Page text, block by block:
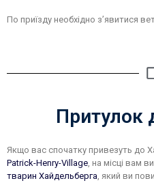
По приїзду необхідно з’явитися
Притулок
Якщо вас спочатку привезуть до
Patrick-Henry-Village, на місці вам
тварин Хайдельберга, який ви